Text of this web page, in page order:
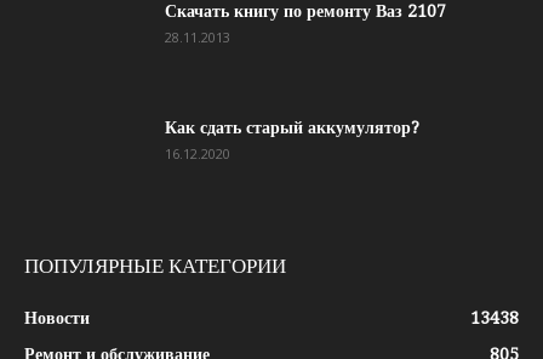
Скачать книгу по ремонту Ваз 2107
28.11.2013
Как сдать старый аккумулятор?
16.12.2020
ПОПУЛЯРНЫЕ КАТЕГОРИИ
Новости
13438
Ремонт и обслуживание
805